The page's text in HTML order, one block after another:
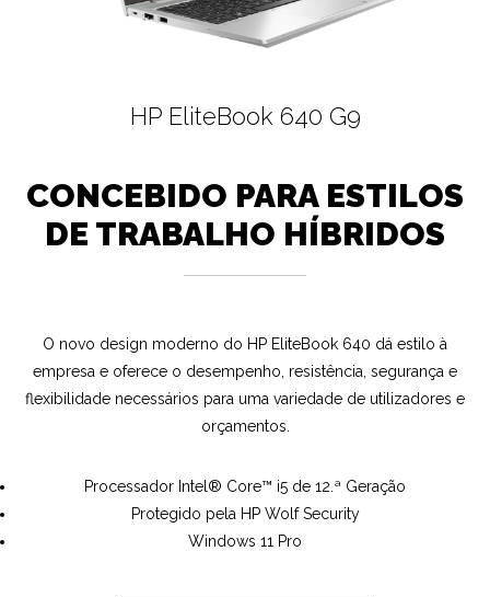
HP EliteBook 640 G9
CONCEBIDO PARA ESTILOS
DE TRABALHO HÍBRIDOS
O novo design moderno do HP EliteBook 640 dá estilo à
empresa e oferece o desempenho, resistência, segurança e
flexibilidade necessários para uma variedade de utilizadores e
orçamentos.
Processador Intel® Core™ i5 de 12.ª Geração
Protegido pela HP Wolf Security
Windows 11 Pro